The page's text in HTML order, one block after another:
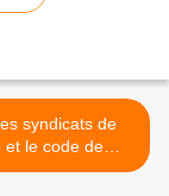
syndicats de
et le code de
des forces de